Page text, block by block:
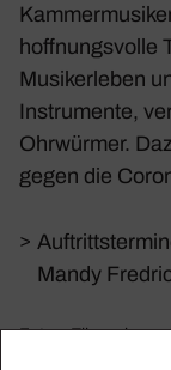
hoff­nungs­volle
Musikerleben
Instru­mente,
Ohrwürmer.
gegen die
>
Mandy
Fotos: